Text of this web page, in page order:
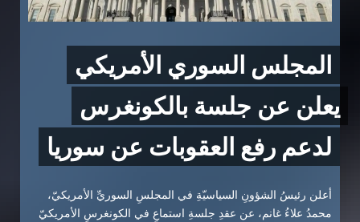
المجلس السوري الأمريكي
يعلن عن جلسة بالكونغرس
لدعم رفع العقوبات عن سوريا
أعلن رئيسُ الشؤونِ السياسيّةِ في المجلسِ السوريِّ الأمريكيّ،
محمدُ علاءُ غانم، عن عقدِ جلسةِ استماعٍ في الكونغرسِ الأمريكيّ